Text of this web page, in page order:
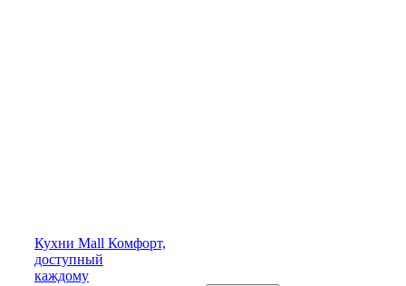
Кухни Mall Комфорт,
доступный
каждому